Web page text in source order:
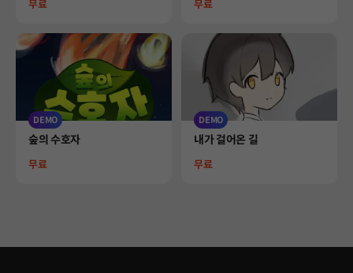
Price
무료 Price
무료
DEMO
Product
숲의 수호자
Price
무료
DEMO
Product
내가 걸어온 길
Price
무료